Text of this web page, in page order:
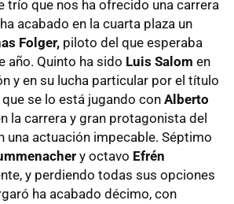
trío que nos ha ofrecido una carrera
acabado en la cuarta plaza un
Folger, piloto del que esperaba
año. Quinto ha sido Luis Salom en
y en su lucha particular por el título
se lo está jugando con Alberto
la carrera y gran protagonista del
una actuación impecable. Séptimo
y octavo Efrén
y perdiendo todas sus opciones
ha acabado décimo, con